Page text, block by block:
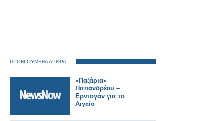
ΠΡΟΗΓΟΥΜΕΝΑ ΑΡΘΡΑ
«Παζάρια»
Παπανδρέου –
Ερντογάν για το
Αιγαίο